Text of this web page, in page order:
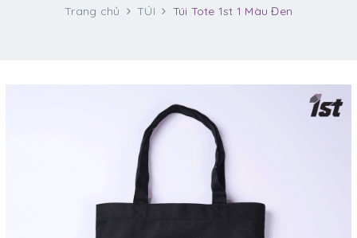
Trang chủ TÚI Túi Tote 1st 1 Màu Đen